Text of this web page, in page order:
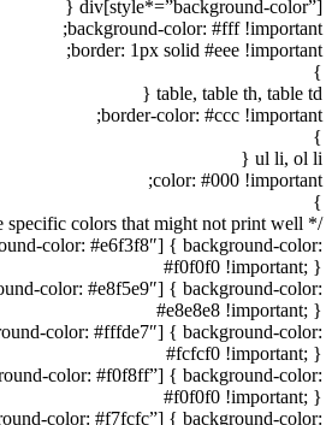
div[style*=”background-color”] {
background-color: #fff !important;
border: 1px solid #eee !important;
}
table, table th, table td {
border-color: #ccc !important;
}
ul li, ol li {
color: #000 !important;
}
/* Remove specific colors that might not print well */
color: #e6f3f8″] { background-color:
#f0f0f0 !important; }
color: #e8f5e9″] { background-color:
#e8e8e8 !important; }
color: #fffde7″] { background-color:
#fcfcf0 !important; }
color: #f0f8ff”] { background-color:
#f0f0f0 !important; }
color: #f7fcfc”] { background-color: